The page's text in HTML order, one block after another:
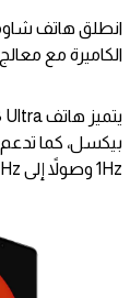
الكاميرة مع معالج Snapdragon 8+ Gen 1.
1Hz وصولاً إلى 120Hz.